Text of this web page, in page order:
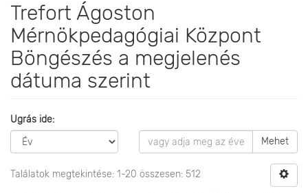
Trefort Ágoston
Mérnökpedagógiai Központ
Böngészés a megjelenés
dátuma szerint
Ugrás ide:
Mehet
Találatok megtekintése: 1-20 összesen: 512